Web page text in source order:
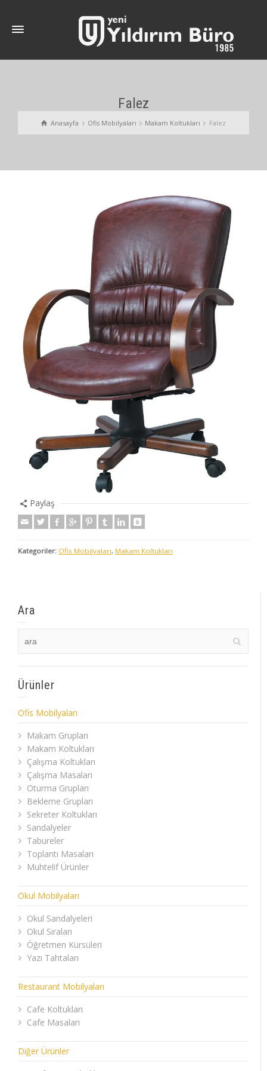
Falez
Anasayfa Ofis Mobilyaları Makam Koltukları Falez
Paylaş
Kategoriler: Ofis Mobilyaları, Makam Koltukları
Ara
Ürünler
Ofis Mobilyaları
Makam Grupları
Makam Koltukları
Çalışma Koltukları
Çalışma Masaları
Oturma Grupları
Bekleme Grupları
Sekreter Koltukları
Sandalyeler
Tabureler
Toplantı Masaları
Muhtelif Ürünler
Okul Mobilyaları
Okul Sandalyeleri
Okul Sıraları
Öğretmen Kürsüleri
Yazı Tahtaları
Restaurant Mobilyaları
Cafe Koltukları
Cafe Masaları
Diğer Ürünler